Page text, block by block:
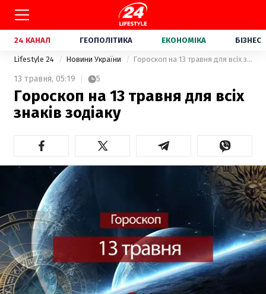
24 КАНАЛ ГЕОПОЛІТИКА ЕКОНОМІКА БІЗНЕС
Lifestyle 24 Новини України Гороскоп на 13 травня для всіх знаків зодіаку
13 травня, 05:19 5
Гороскоп на 13 травня для всіх
знаків зодіаку